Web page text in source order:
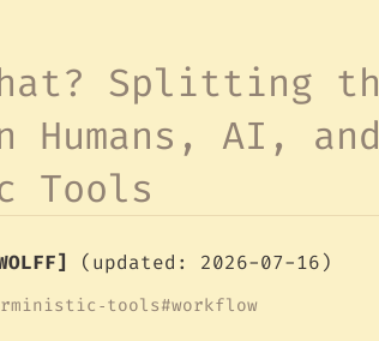
Splitting
Humans, AI, and
Tools
(updated: 2026-07-16)
workflow